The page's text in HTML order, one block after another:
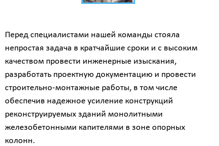
Перед специалистами нашей команды стояла
непростая задача в кратчайшие сроки и с высоким
качеством провести инженерные изыскания,
разработать проектную документацию и провести
строительно-монтажные работы, в том числе
обеспечив надежное усиление конструкций
реконструируемых зданий монолитными
железобетонными капителями в зоне опорных
колонн.